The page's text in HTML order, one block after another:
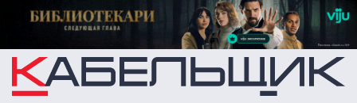
Перейти к основному содержанию